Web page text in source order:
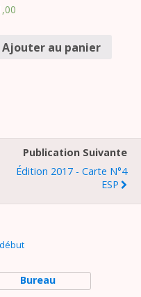
Ajouter au panier
Publication Suivante
Édition 2017 - Carte N°4
ESP
Bureau